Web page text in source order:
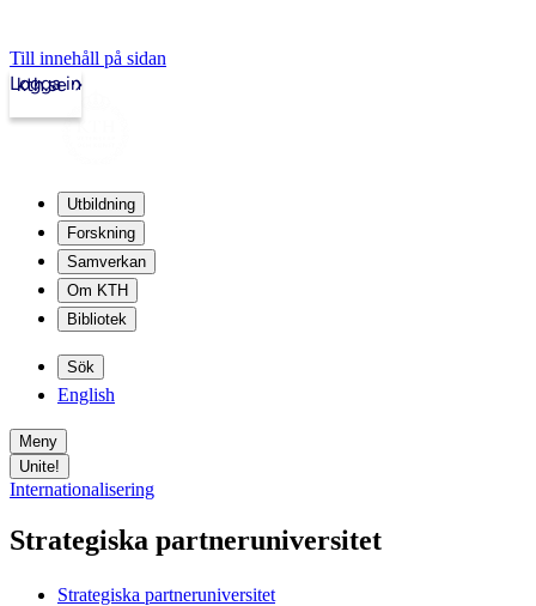
Till innehåll på sidan
kth.se
Logga in
Utbildning
Forskning
Samverkan
Om KTH
Bibliotek
Sök
English
Meny
Unite!
Internationalisering
Strategiska partneruniversitet
Strategiska partneruniversitet